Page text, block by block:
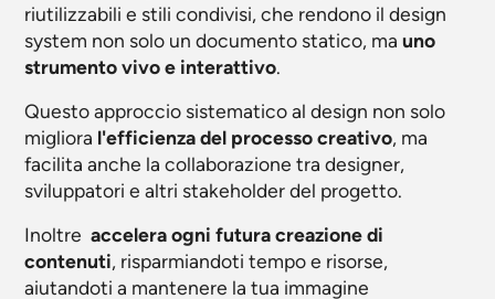
riutilizzabili e stili condivisi, che rendono il design
system non solo un documento statico, mauno
strumento vivo e interattivo.
Questo approccio sistematico al design non solo
migliora l'efficienza del processo creativo, ma
facilita anche la collaborazione tra designer,
sviluppatori e altri stakeholder del progetto.
Inoltreaccelera ogni futura creazione di
contenuti, risparmiandoti tempo e risorse,
aiutandoti a mantenere la tua immagine